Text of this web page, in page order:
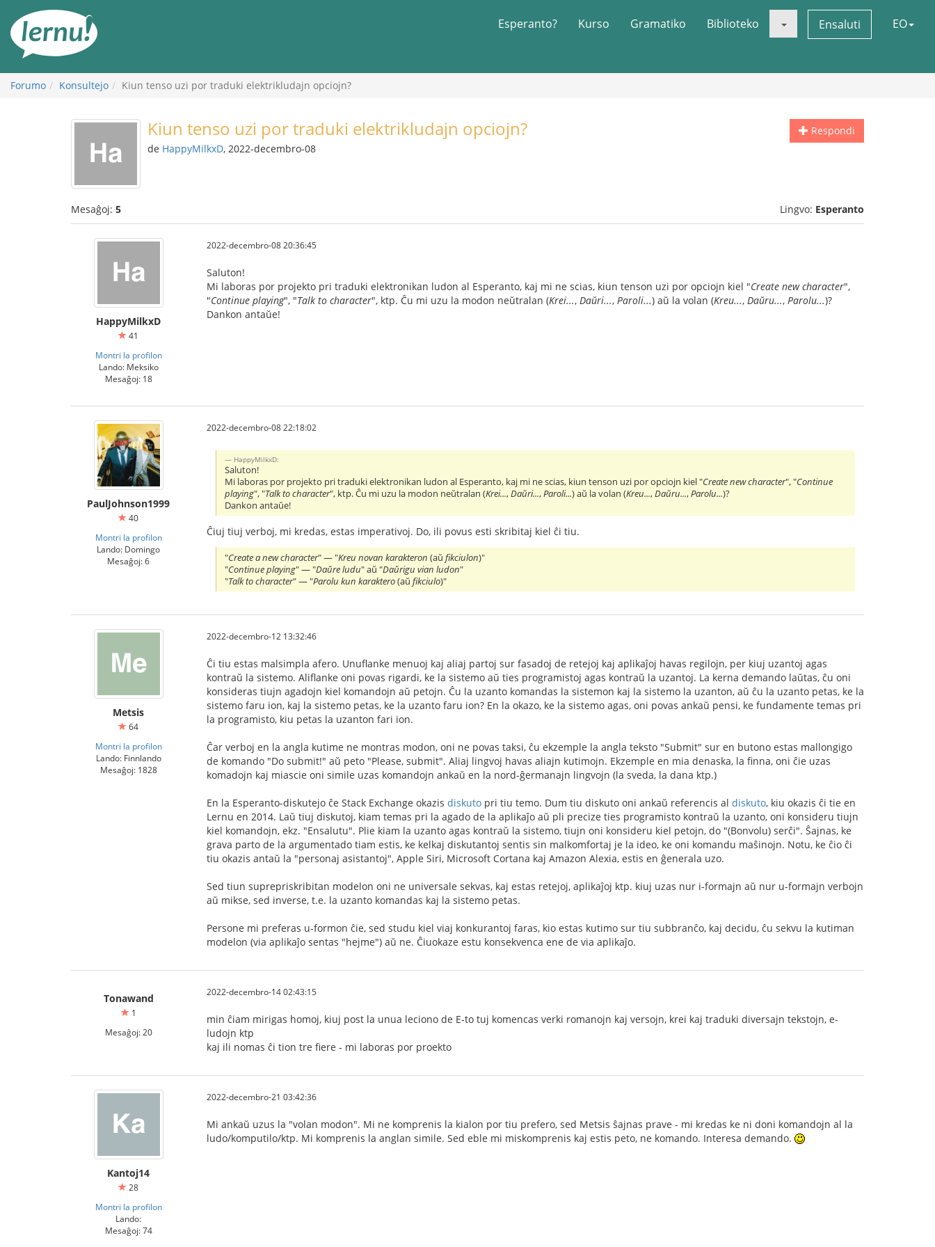
enhavo
Esperanto? Kurso Gramatiko Biblioteko Ensaluti EO
Forumo Konsultejo Kiun tenso uzi por traduki elektrikludajn opciojn?
Respondi
Kiun tenso uzi por traduki elektrikludajn opciojn?
de HappyMilkxD, 2022-decembro-08
Mesaĝoj: 5 Lingvo: Esperanto
HappyMilkxD
41
Montri la profilon
Lando: Meksiko
Mesaĝoj: 18
2022-decembro-08 20:36:45
Saluton!
Mi laboras por projekto pri traduki elektronikan ludon al Esperanto, kaj mi ne scias, kiun tenson uzi por opciojn kiel "Create new character",
"Continue playing", "Talk to character", ktp. Ĉu mi uzu la modon neŭtralan (Krei..., Daŭri..., Paroli...) aŭ la volan (Kreu..., Daŭru..., Parolu...)?
Dankon antaŭe!
PaulJohnson1999
40
Montri la profilon
Lando: Domingo
Mesaĝoj: 6
2022-decembro-08 22:18:02
HappyMilkxD:
Saluton!
Mi laboras por projekto pri traduki elektronikan ludon al Esperanto, kaj mi ne scias, kiun tenson uzi por opciojn kiel "Create new character", "Continue
playing", "Talk to character", ktp. Ĉu mi uzu la modon neŭtralan (Krei...,Daŭri...,Paroli...) aŭ la volan (Kreu...,Daŭru...,Parolu...)?
Dankon antaŭe!
Ĉiuj tiuj verboj, mi kredas, estas imperativoj. Do, ili povus esti skribitaj kiel ĉi tiu.
"Create a new character" — "Kreu novan karakteron (aŭfikciulon)"
"Continue playing" — "Daŭre ludu" aŭ "Daŭrigu vian ludon"
"Talk to character" — "Parolu kun karaktero(aŭfikciulo)"
Metsis
64
Montri la profilon
Lando: Finnlando
Mesaĝoj: 1828
2022-decembro-12 13:32:46
Ĉi tiu estas malsimpla afero. Unuflanke menuoj kaj aliaj partoj sur fasadoj de retejoj kaj aplikaĵoj havas regilojn, per kiuj uzantoj agas
kontraŭ la sistemo. Aliflanke oni povas rigardi, ke la sistemo aŭ ties programistoj agas kontraŭ la uzantoj. La kerna demando laŭtas, ĉu oni
konsideras tiujn agadojn kiel komandojn aŭ petojn. Ĉu la uzanto komandas la sistemon kaj la sistemo la uzanton, aŭ ĉu la uzanto petas, ke la
sistemo faru ion, kaj la sistemo petas, ke la uzanto faru ion? En la okazo, ke la sistemo agas, oni povas ankaŭ pensi, ke fundamente temas pri
la programisto, kiu petas la uzanton fari ion.
Ĉar verboj en la angla kutime ne montras modon, oni ne povas taksi, ĉu ekzemple la angla teksto "Submit" sur en butono estas mallongigo
de komando "Do submit!" aŭ peto "Please, submit". Aliaj lingvoj havas aliajn kutimojn. Ekzemple en mia denaska, la finna, oni ĉie uzas
komadojn kaj miascie oni simile uzas komandojn ankaŭ en la nord-ĝermanajn lingvojn (la sveda, la dana ktp.)
En la Esperanto-diskutejo ĉe Stack Exchange okazis diskuto pri tiu temo. Dum tiu diskuto oni ankaŭ referencis al diskuto, kiu okazis ĉi tie en
Lernu en 2014. Laŭ tiuj diskutoj, kiam temas pri la agado de la aplikaĵo aŭ pli precize ties programisto kontraŭ la uzanto, oni konsideru tiujn
kiel komandojn, ekz. "Ensalutu". Plie kiam la uzanto agas kontraŭ la sistemo, tiujn oni konsideru kiel petojn, do "(Bonvolu) serĉi". Ŝajnas, ke
grava parto de la argumentado tiam estis, ke kelkaj diskutantoj sentis sin malkomfortaj je la ideo, ke oni komandu maŝinojn. Notu, ke ĉio ĉi
tiu okazis antaŭ la "personaj asistantoj", Apple Siri, Microsoft Cortana kaj Amazon Alexia, estis en ĝenerala uzo.
Sed tiun suprepriskribitan modelon oni ne universale sekvas, kaj estas retejoj, aplikaĵoj ktp. kiuj uzas nur i-formajn aŭ nur u-formajn verbojn
aŭ mikse, sed inverse, t.e. la uzanto komandas kaj la sistemo petas.
Persone mi preferas u-formon ĉie, sed studu kiel viaj konkurantoj faras, kio estas kutimo sur tiu subbranĉo, kaj decidu, ĉu sekvu la kutiman
modelon (via aplikaĵo sentas "hejme") aŭ ne. Ĉiuokaze estu konsekvenca ene de via aplikaĵo.
Tonawand
1
Mesaĝoj: 20
2022-decembro-14 02:43:15
min ĉiam mirigas homoj, kiuj post la unua leciono de E-to tuj komencas verki romanojn kaj versojn, krei kaj traduki diversajn tekstojn, e-
ludojn ktp
kaj ili nomas ĉi tion tre fiere - mi laboras por proekto
Kantoj14
28
Montri la profilon
Lando:
Mesaĝoj: 74
2022-decembro-21 03:42:36
Mi ankaŭ uzus la "volan modon". Mi ne komprenis la kialon por tiu prefero, sed Metsis ŝajnas prave - mi kredas ke ni doni komandojn al la
ludo/komputilo/ktp. Mi komprenis la anglan simile. Sed eble mi miskomprenis kaj estis peto, ne komando. Interesa demando.